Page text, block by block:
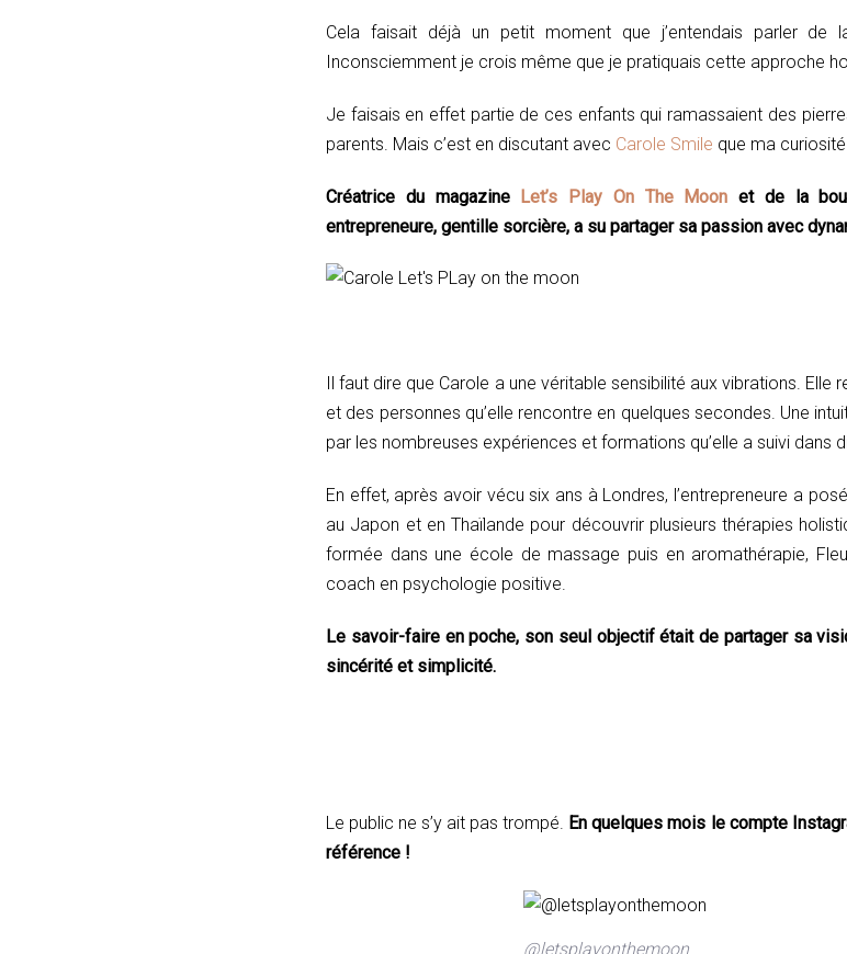
Cela faisait déjà un petit moment que j’entendais parler
Inconsciemment je crois même que je pratiquais cette approche
Je faisais en effet partie de ces enfants qui ramassaient des
parents. Mais c’est en discutant avec Carole Smile que ma
Créatrice du magazine Let’s Play On The Moon et de la
entrepreneure, gentille sorcière, a su partager sa passion avec
Il faut dire que Carole a une véritable sensibilité aux vibrations.
et des personnes qu’elle rencontre en quelques secondes. Une
par les nombreuses expériences et formations qu’elle a suivi dans
En effet, après avoir vécu six ans à Londres, l’entrepreneure a
au Japon et en Thaïlande pour découvrir plusieurs thérapies
formée dans une école de massage puis en aromathérapie,
coach en psychologie positive.
Le savoir-faire en poche, son seul objectif était de partager sa
sincérité et simplicité.
Le public ne s’y ait pas trompé. En quelques mois le compte
référence !
@letsplayonthemoon